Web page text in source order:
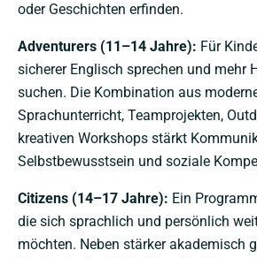
oder Geschichten erfinden.
Adventurers (11–14 Jahre): Für
sicherer Englisch sprechen und mehr
suchen. Die Kombination aus
Sprachunterricht, Teamprojekten,
kreativen Workshops stärkt
Selbstbewusstsein und soziale
Citizens (14–17 Jahre): Ein
die sich sprachlich und persönlich
möchten. Neben stärker akademisch